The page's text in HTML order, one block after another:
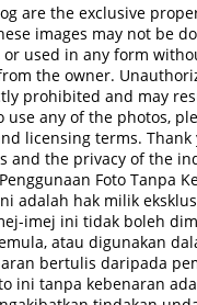
are the exclusive
images may not be
or used in any form
the owner.
prohibited and may
use any of the photos,
licensing terms. Thank
and the privacy of the
Foto Tanpa
adalah hak milik
imej ini tidak boleh
atau digunakan
bertulis daripada
ini tanpa kebenaran